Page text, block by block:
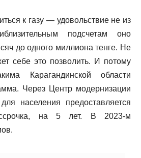
к газу — удовольствие не из
подсчетам оно
до одного миллиона тенге. Не
себе это позволить. И потому
Карагандинской области
Через Центр модернизации
населения предоставляется
на 5 лет. В 2023-м